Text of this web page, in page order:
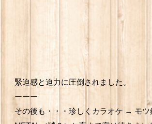
緊迫感と迫力に圧倒されました。
ーーー
その後も・・・珍しくカラオケ → モ